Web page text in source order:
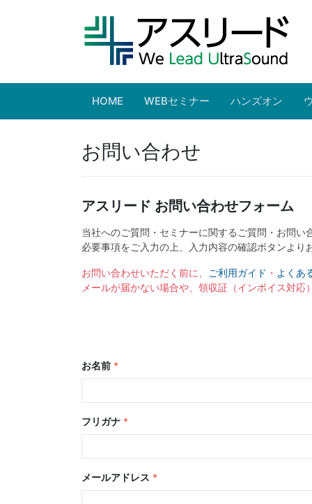
HOME WEBセミナー ハンズオン
お問い合わせ
アスリード お問い合わせフォーム
当社へのご質問・セミナーに関するご質問・お問い
必要事項をご入力の上、入力内容の確認ボタンより
お問い合わせいただく前に、 ご利用ガイド ・ よくあ
メールが届かない場合や、領収証（インボイス対
お名前 *
フリガナ *
メールアドレス *